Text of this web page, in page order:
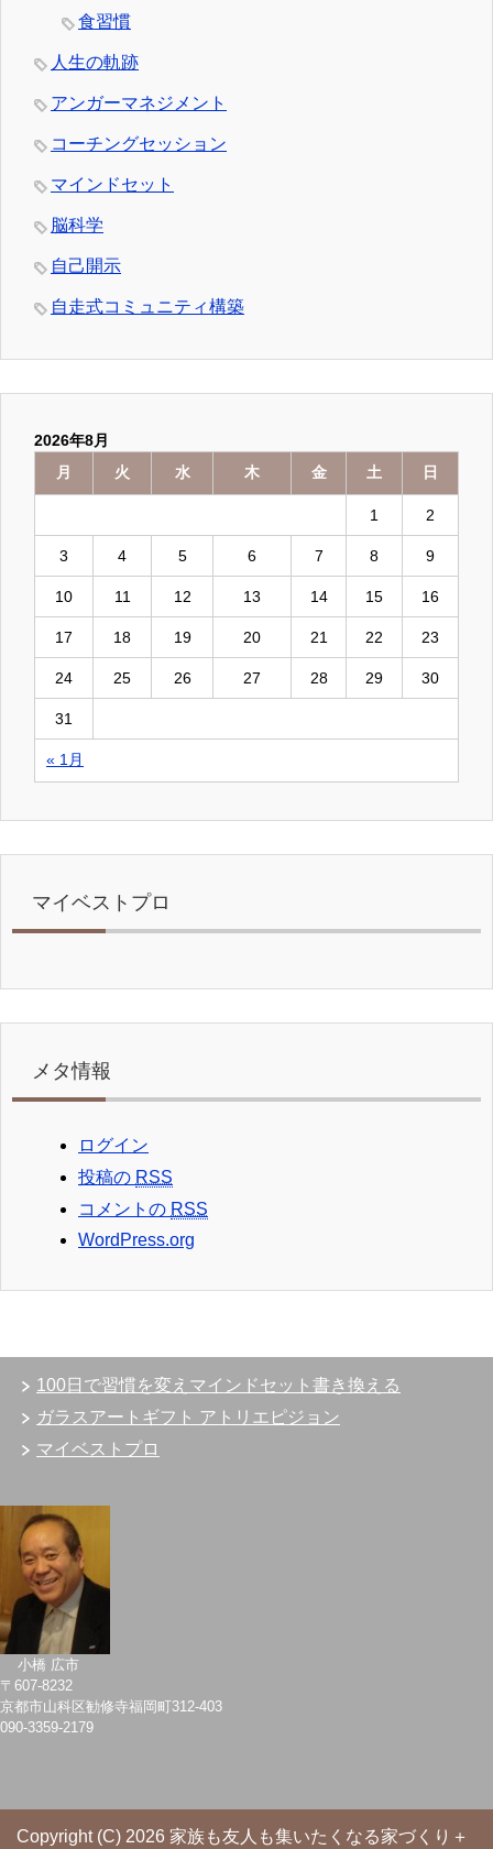
食習慣
人生の軌跡
アンガーマネジメント
コーチングセッション
マインドセット
脳科学
自己開示
自走式コミュニティ構築
2026年8月
月
火 水 木 金 土 日
« 1月
1 2
3 4 5 6 7 8 9
10 11 12 13 14 15 16
17 18 19 20 21 22 23
24 25 26 27 28 29 30
31
マイベストプロ
メタ情報
ログイン
投稿の RSS
コメントの RSS
WordPress.org
100日で習慣を変えマインドセット書き換える
ガラスアートギフト アトリエピジョン
マイベストプロ
小橋 広市
〒607-8232
京都市山科区勧修寺福岡町312-403
090-3359-2179
Copyright (C) 2026 家族も友人も集いたくなる家づくり＋